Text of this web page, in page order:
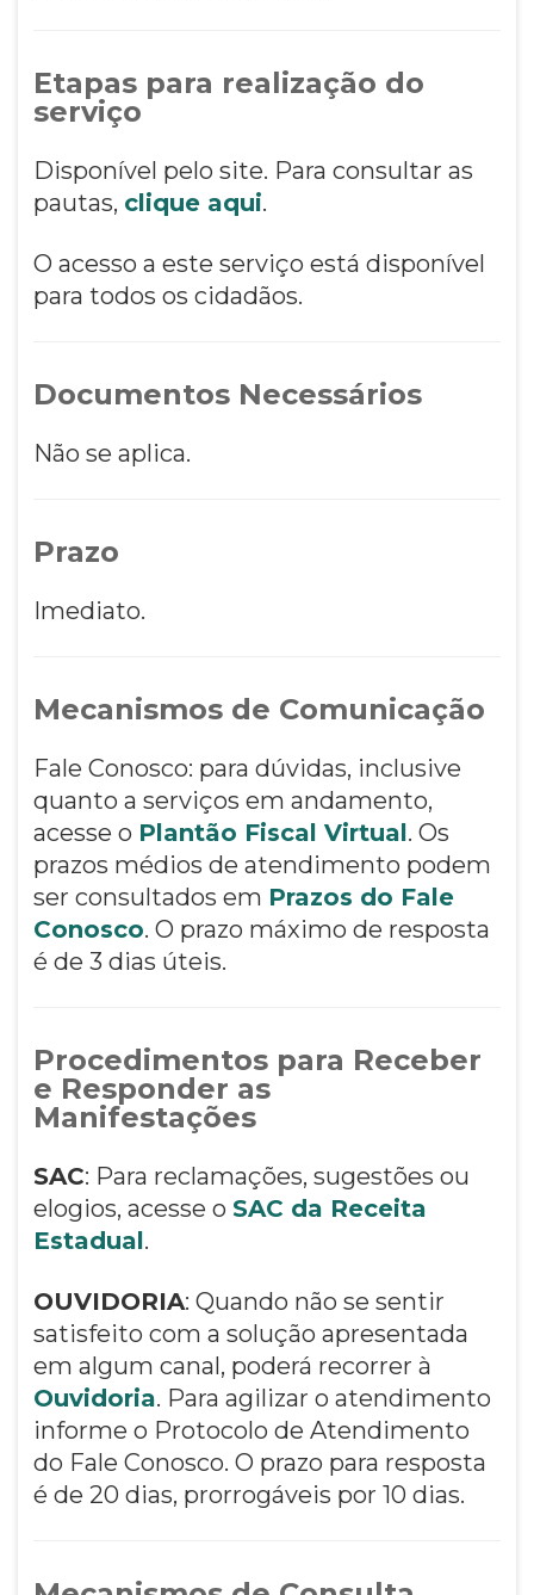
Etapas para realização do
serviço
Disponível pelo site. Para consultar as
pautas, clique aqui.
O acesso a este serviço está disponível
para todos os cidadãos.
Documentos Necessários
Não se aplica.
Prazo
Imediato.
Mecanismos de Comunicação
Fale Conosco: para dúvidas, inclusive
quanto a serviços em andamento,
acesse o Plantão Fiscal Virtual. Os
prazos médios de atendimento podem
ser consultados em Prazos do Fale
Conosco. O prazo máximo de resposta
é de 3 dias úteis.
Procedimentos para Receber
e Responder as
Manifestações
SAC: Para reclamações, sugestões ou
elogios, acesse o SAC da Receita
Estadual.
OUVIDORIA: Quando não se sentir
satisfeito com a solução apresentada
em algum canal, poderá recorrer à
Ouvidoria. Para agilizar o atendimento
informe o Protocolo de Atendimento
do Fale Conosco. O prazo para resposta
é de 20 dias, prorrogáveis por 10 dias.